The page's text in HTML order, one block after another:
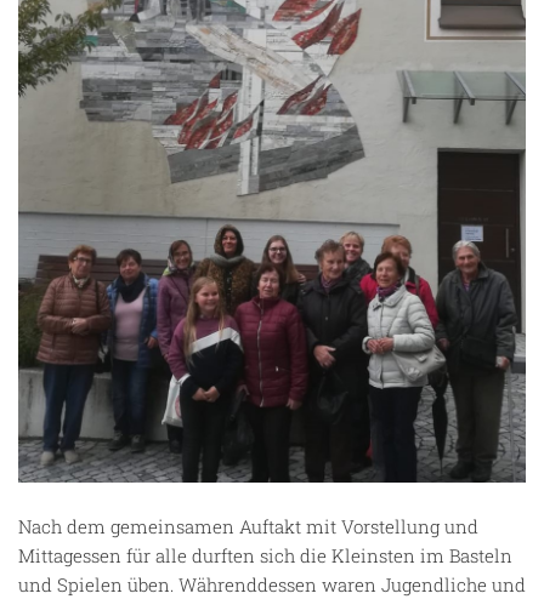
Nach dem gemeinsamen Auftakt mit Vorstellung und
Mittagessen für alle durften sich die Kleinsten im Basteln
und Spielen üben. Währenddessen waren Jugendliche und